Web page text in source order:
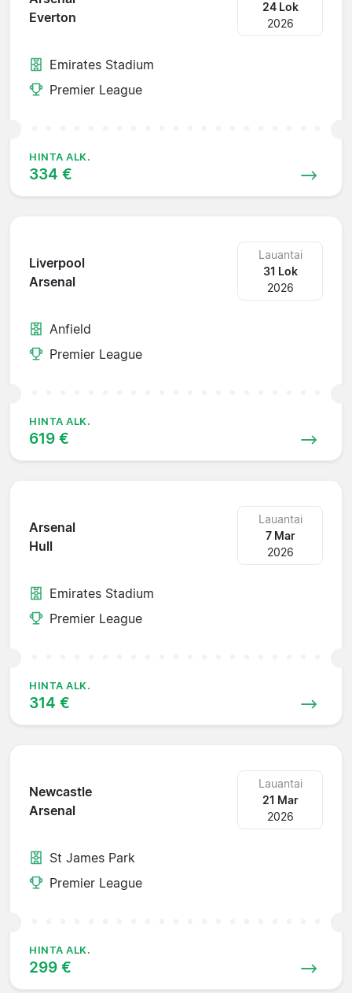
Everton
24 Lok
2026
Emirates Stadium
Premier League
HINTA ALK.
334 €
Liverpool
Arsenal
Lauantai
31 Lok
2026
Anfield
Premier League
HINTA ALK.
619 €
Arsenal
Hull
Lauantai
7 Mar
2026
Emirates Stadium
Premier League
HINTA ALK.
314 €
Newcastle
Arsenal
Lauantai
21 Mar
2026
St James Park
Premier League
HINTA ALK.
299 €